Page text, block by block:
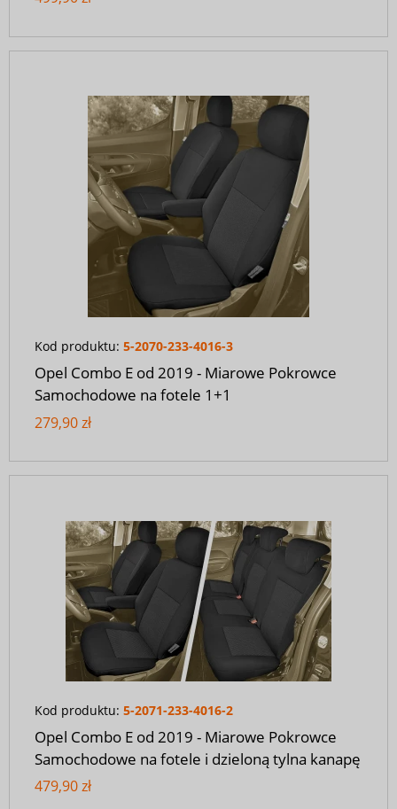
Kod produktu: 5-2070-233-4016-3
Opel Combo E od 2019 - Miarowe Pokrowce
Samochodowe na fotele 1+1
279,90 zł
Kod produktu: 5-2071-233-4016-2
Opel Combo E od 2019 - Miarowe Pokrowce
Samochodowe na fotele i dzieloną tylna kanapę
479,90 zł